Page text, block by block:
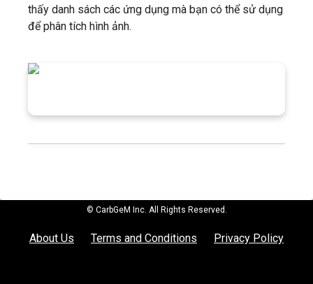
thấy danh sách các ứng dụng mà bạn có thể sử dụng
để phân tích hình ảnh.
© CarbGeM Inc. All Rights Reserved.
About Us Terms and Conditions Privacy Policy